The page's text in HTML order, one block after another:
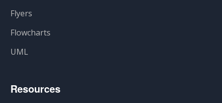
Flyers
Flowcharts
UML
Resources